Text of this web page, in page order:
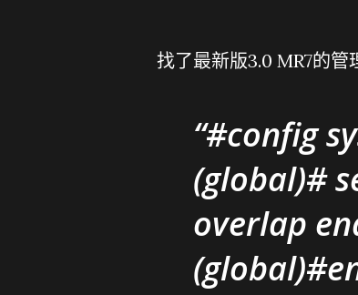
找了最新版3.0 MR7的
#config
(global)#
overlap